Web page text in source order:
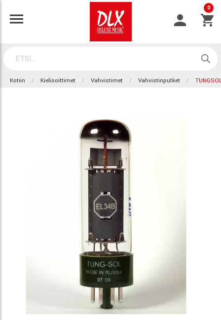
0
Kotiin Kielisoittimet Vahvistimet Vahvistinputket